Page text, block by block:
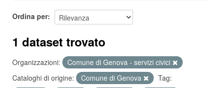
Ordina per
1 dataset trovato
Organizzazioni:
Comune di Genova - servizi civici
Cataloghi di origine:
Comune di Genova
Tag: